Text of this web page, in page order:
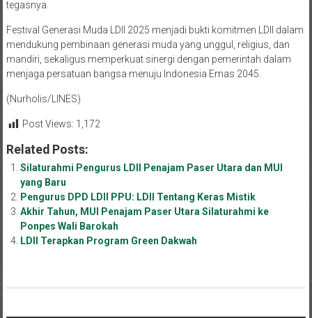
tegasnya.
Festival Generasi Muda LDII 2025 menjadi bukti komitmen LDII dalam
mendukung pembinaan generasi muda yang unggul, religius, dan
mandiri, sekaligus memperkuat sinergi dengan pemerintah dalam
menjaga persatuan bangsa menuju Indonesia Emas 2045.
(Nurholis/LINES)
Post Views: 1,172
Related Posts:
Silaturahmi Pengurus LDII Penajam Paser Utara dan MUI
yang Baru
Pengurus DPD LDII PPU: LDII Tentang Keras Mistik
Akhir Tahun, MUI Penajam Paser Utara Silaturahmi ke
Ponpes Wali Barokah
LDII Terapkan Program Green Dakwah